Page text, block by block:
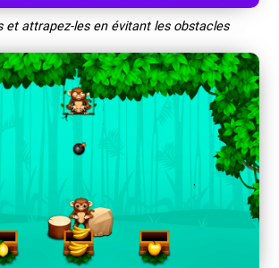
et attrapez-les en évitant les obstacles